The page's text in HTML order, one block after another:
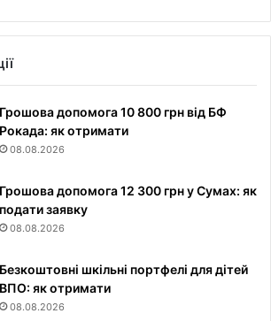
Грошова допомога 10 800 грн від БФ
Рокада: як отримати
08.08.2026
Грошова допомога 12 300 грн у Сумах: як
подати заявку
08.08.2026
Безкоштовні шкільні портфелі для дітей
ВПО: як отримати
08.08.2026